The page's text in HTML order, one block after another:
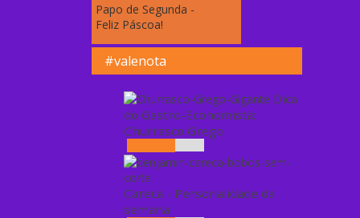
Papo de Segunda -
Feliz Páscoa!
#valenota
Dica
do Gastro-Economista:
Churrasco Grego
Careca - Personalidade da
semana